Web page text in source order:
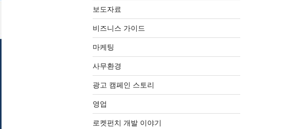
보도자료
비즈니스 가이드
마케팅
사무환경
광고 캠페인 스토리
영업
로켓펀치 개발 이야기